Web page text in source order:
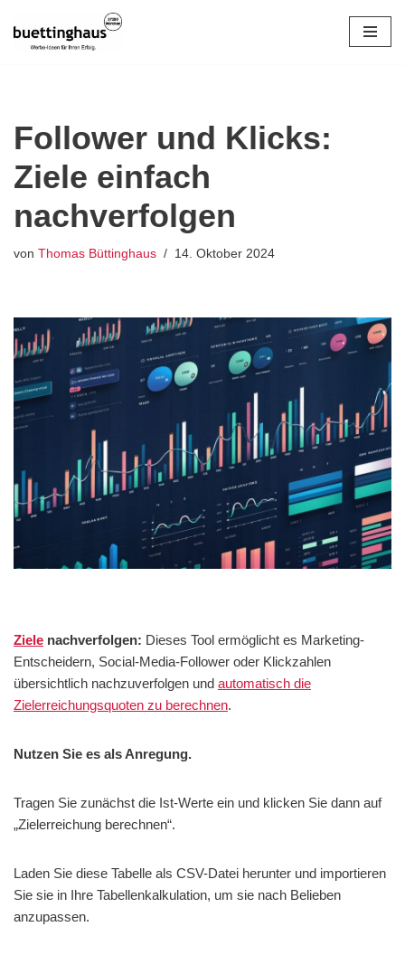
Zum
Follower und Klicks:
Ziele einfach
nachverfolgen
von Thomas Büttinghaus 14. Oktober 2024
Ziele nachverfolgen: Dieses Tool ermöglicht es Marketing-
Entscheidern, Social-Media-Follower oder Klickzahlen
übersichtlich nachzuverfolgen und automatisch die
Zielerreichungsquoten zu berechnen.
Nutzen Sie es als Anregung.
Tragen Sie zunächst die Ist-Werte ein und klicken Sie dann auf
„Zielerreichung berechnen“.
Laden Sie diese Tabelle als CSV-Datei herunter und importieren
Sie sie in Ihre Tabellenkalkulation, um sie nach Belieben
anzupassen.